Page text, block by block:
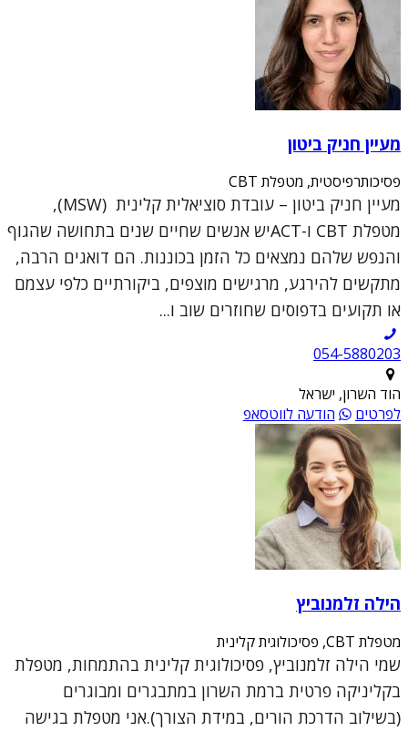
מעיין חניק ביטון
פסיכותרפיסטית, מטפלת CBT
מעיין חניק ביטון – עובדת סוציאלית קלינית (MSW),
מטפלת CBT ו-ACTיש אנשים שחיים שנים בתחושה שהגוף
והנפש שלהם נמצאים כל הזמן בכוננות. הם דואגים הרבה,
מתקשים להירגע, מרגישים מוצפים, ביקורתיים כלפי עצמם
או תקועים בדפוסים שחוזרים שוב ו...
054-5880203
הוד השרון, ישראל
לפרטים
הודעה לווטסאפ
הילה זלמנוביץ
מטפלת CBT, פסיכולוגית קלינית
שמי הילה זלמנוביץ, פסיכולוגית קלינית בהתמחות, מטפלת
בקליניקה פרטית ברמת השרון במתבגרים ומבוגרים
(בשילוב הדרכת הורים, במידת הצורך).אני מטפלת בגישה